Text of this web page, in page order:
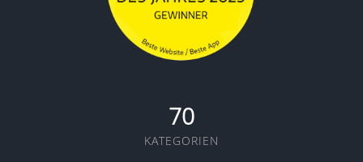
70
KATEGORIEN